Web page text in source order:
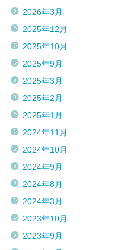
2026年3月
2025年12月
2025年10月
2025年9月
2025年3月
2025年2月
2025年1月
2024年11月
2024年10月
2024年9月
2024年8月
2024年3月
2023年10月
2023年9月